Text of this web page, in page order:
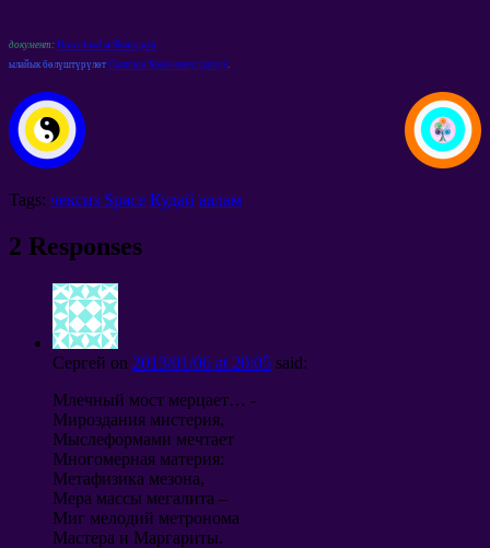
документ: Download мейкиндиги
ылайык бөлүштүрүлөт Common Space макулдашуу.
Tags: чексиз Space Кудай аалам
2 Responses
Сергей on 2013/01/06 at 20:05 said:
Млечный мост мерцает… -
Мироздания мистерия,
Мыслеформами мечтает
Многомерная материя:
Метафизика мезона,
Мера массы мегалита –
Миг мелодий метронома
Мастера и Маргариты.